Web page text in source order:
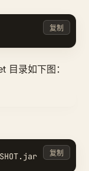
复制
目录如下图：
复制